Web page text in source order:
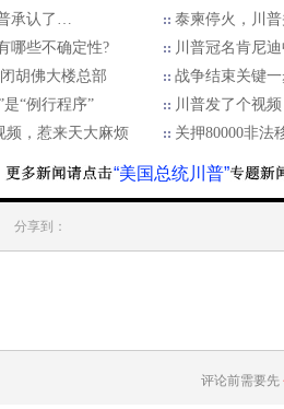
承认了…
泰柬停火，川
哪些不确定性?
川普冠名肯尼
胡佛大楼总部
战争结束关键
“例行程序”
川普发了个视
频，惹来天大麻烦
关押80000非法
“美国总统川普”
分享到：
评论前需要先